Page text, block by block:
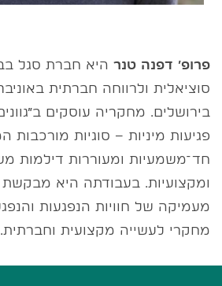
פרופ׳ דפנה טנר היא חברת סגל
סוציאלית ולרווחה חברתית
בירושלים. מחקריה עוסקים
פגיעות מיניות – סוגיות מורכבות
חד־משמעיות ומעוררות דילמות
ומקצועיות. בעבודתה היא
מעמיקה של חוויות הנפגעות
מחקרי לעשייה מקצועית וחברתית.